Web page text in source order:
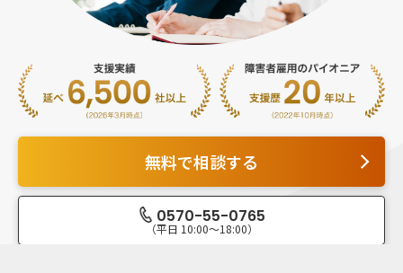
無料で相談する
0570-55-0765
（平日 10:00～18:00）
0570-55-0765
資料ダウンロード
メニューを閉じる